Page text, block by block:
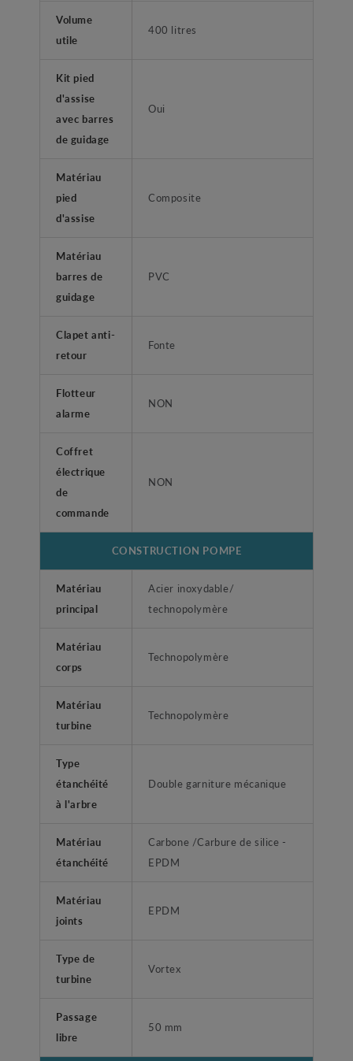
Volume
utile
400 litres
Kit pied
d'assise
avec barres
de guidage
Oui
Matériau
pied
d'assise
Composite
Matériau
barres de
guidage
PVC
Clapet anti-
retour
Fonte
Flotteur
alarme
NON
Coffret
électrique
de
commande
NON
CONSTRUCTION POMPE
Matériau
principal
Acier inoxydable/
technopolymère
Matériau
corps
Technopolymère
Matériau
turbine
Technopolymère
Type
étanchéité
à l'arbre
Double garniture mécanique
Matériau
étanchéité
Carbone /Carbure de silice -
EPDM
Matériau
joints
EPDM
Type de
turbine
Vortex
Passage
libre
50 mm